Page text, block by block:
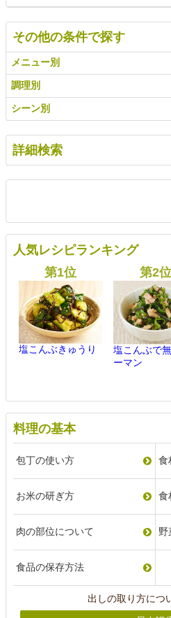
その他の条件で探す
メニュー別
調理別
シーン別
詳細検索
人気レシピランキング
塩こんぶきゅうり
塩こんぶで
ーマン
料理の基本
包丁の使い方 食
お米の研ぎ方 食
肉の部位について 野
食品の保存方法
出しの取り方につ